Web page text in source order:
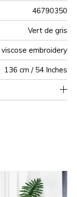
46790350
Vert de gris
embroidery
136 cm / 54 Inches
<1%
Raccord droit
100000
: >40,000 cycles
doubles rubs
100000
De large
540
Inde
17 cm / 7 Inches
16 cm / 6 Inches